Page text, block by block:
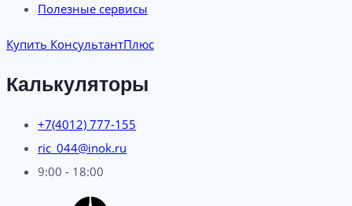
Полезные сервисы
Купить КонсультантПлюс
Калькуляторы
+7(4012) 777-155
ric_044@inok.ru
9:00 - 18:00